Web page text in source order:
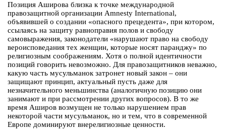
Позиция Аширова близка к точке международной
правозащитной организации Amnesty International,
объявившей о создании «опасного прецедента», при котором,
ссылаясь на защиту равноправия полов и свободу
самовыражения, законодатели «нарушают право на свободу
вероисповедания тех женщин, которые носят паранджу» по
религиозным соображениям. Хотя о полной идентичности
позиций говорить невозможно. Для правозащитников неважно,
какую часть мусульманок затронет новый закон – они
защищают принцип, актуальный пусть даже для
незначительного меньшинства (аналогичную позицию они
занимают и при рассмотрении других вопросов). В то же
время Аширов возмущен не только нарушением прав
некоторой части мусульманок, но и тем, что в современной
Европе доминируют внерелигиозные ценности.